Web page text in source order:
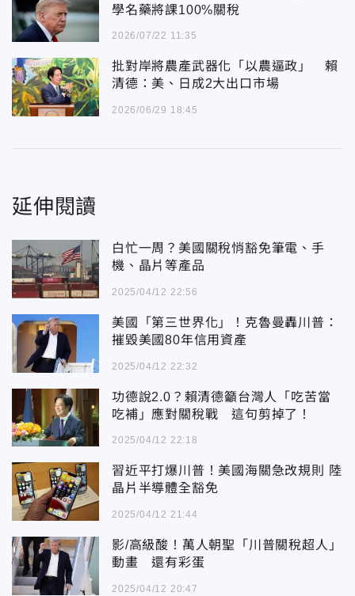
學名藥將課100%關稅
2026/07/22 11:35
批對岸將農產武器化「以農逼政」 賴
清德：美、日成2大出口市場
2026/06/29 18:45
延伸閱讀
白忙一周？美國關稅悄豁免筆電、手
機、晶片等產品
2025/04/12 22:56
美國「第三世界化」！克魯曼轟川普：
摧毀美國80年信用資產
2025/04/12 22:32
功德說2.0？賴清德籲台灣人「吃苦當
吃補」應對關稅戰 這句剪掉了！
2025/04/12 22:18
習近平打爆川普！美國海關急改規則 陸
晶片半導體全豁免
2025/04/12 21:44
影/高級酸！萬人朝聖「川普關稅超人」
動畫 還有彩蛋
2025/04/12 20:47